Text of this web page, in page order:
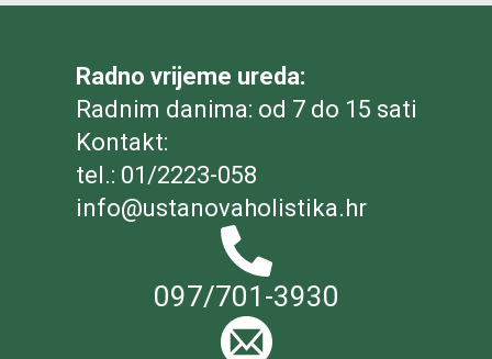
Radno vrijeme ureda:
Radnim danima: od 7 do 15 sati
Kontakt:
tel.: 01/2223-058
info@ustanovaholistika.hr
097/701-3930